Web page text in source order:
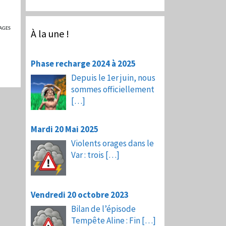
À la une !
Phase recharge 2024 à 2025
Depuis le 1er juin, nous
sommes officiellement
[…]
Mardi 20 Mai 2025
Violents orages dans le
Var : trois […]
Vendredi 20 octobre 2023
Bilan de l’épisode
Tempête Aline : Fin[…]